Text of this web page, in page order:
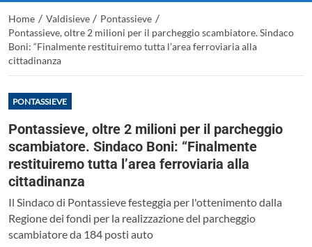
Home / Valdisieve / Pontassieve /
Pontassieve, oltre 2 milioni per il parcheggio scambiatore. Sindaco
Boni: “Finalmente restituiremo tutta l’area ferroviaria alla
cittadinanza
PONTASSIEVE
Pontassieve, oltre 2 milioni per il parcheggio
scambiatore. Sindaco Boni: “Finalmente
restituiremo tutta l’area ferroviaria alla
cittadinanza
Il Sindaco di Pontassieve festeggia per l'ottenimento dalla
Regione dei fondi per la realizzazione del parcheggio
scambiatore da 184 posti auto